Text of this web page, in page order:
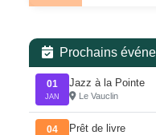
Prochains
01
JAN
Jazz à la Pointe
Le Vauclin
04 Prêt de livre